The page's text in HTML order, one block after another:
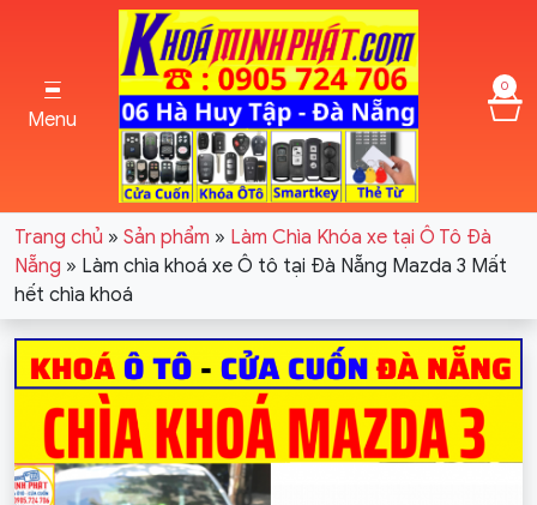
Menu
0
Trang chủ » Sản phẩm » Làm Chìa Khóa xe tại Ô Tô Đà
Nẵng » Làm chìa khoá xe Ô tô tại Đà Nẵng Mazda 3 Mất
hết chìa khoá